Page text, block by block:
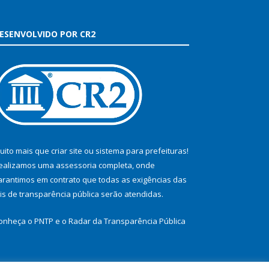
POR CR2
mais que criar site ou sistema para prefeituras!
uma assessoria completa, onde
em contrato que todas as exigências das
de transparência pública serão atendidas.
o PNTP e o Radar da Transparência Pública